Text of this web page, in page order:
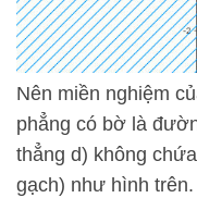
Nên miền nghiệm
phẳng có bờ là
thẳng d) không
gạch) như hình trên.